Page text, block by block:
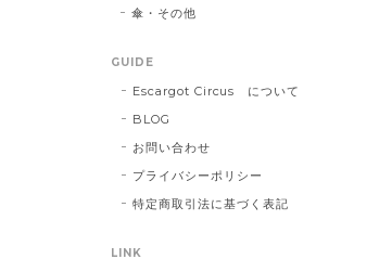
傘・その他
GUIDE
Escargot Circus について
BLOG
お問い合わせ
プライバシーポリシー
特定商取引法に基づく表記
LINK